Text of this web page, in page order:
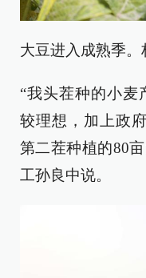
大豆进入成熟季。
“我头茬种的小麦
较理想，加上政
第二茬种植的80
工孙良中说。